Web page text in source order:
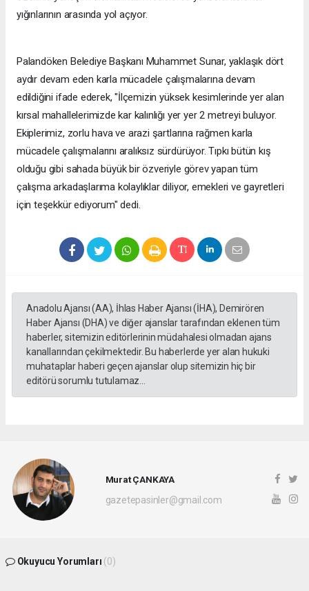
yığınlarının arasında yol açıyor.
Palandöken Belediye Başkanı Muhammet Sunar, yaklaşık dört
aydır devam eden karla mücadele çalışmalarına devam
edildiğini ifade ederek, "İlçemizin yüksek kesimlerinde yer alan
kırsal mahallelerimizde kar kalınlığı yer yer 2 metreyi buluyor.
Ekiplerimiz, zorlu hava ve arazi şartlarına rağmen karla
mücadele çalışmalarını aralıksız sürdürüyor. Tıpkı bütün kış
olduğu gibi sahada büyük bir özveriyle görev yapan tüm
çalışma arkadaşlarıma kolaylıklar diliyor, emekleri ve gayretleri
için teşekkür ediyorum" dedi.
Anadolu Ajansı (AA), İhlas Haber Ajansı (İHA), Demirören
Haber Ajansı (DHA) ve diğer ajanslar tarafından eklenen tüm
haberler, sitemizin editörlerinin müdahalesi olmadan ajans
kanallarından çekilmektedir. Bu haberlerde yer alan hukuki
muhataplar haberi geçen ajanslar olup sitemizin hiç bir
editörü sorumlu tutulamaz...
Murat ÇANKAYA
gazetepasinler@gmail.com
Okuyucu Yorumları (0)